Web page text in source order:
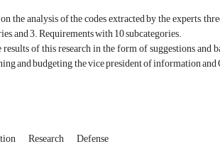
the analysis of the codes extracted by the experts,
and 3. Requirements with 10 subcategories.
of this research in the form of suggestions and
and budgeting, the vice president of information
Research Defense